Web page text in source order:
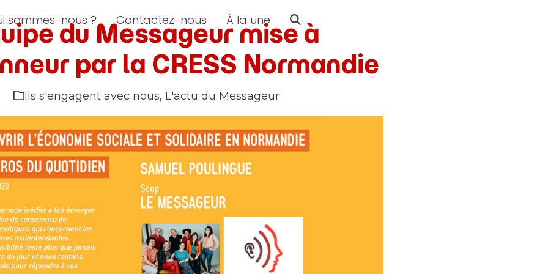
sommes-nous ? Contactez-nous À la une
du Messageur mise à
par la CRESS Normandie
Ils s'engagent avec nous, L'actu du Messageur